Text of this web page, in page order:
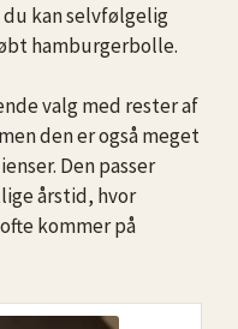
kan selvfølgelig
hamburgerbolle.
valg med rester af
den er også meget
Den passer
årstid, hvor
kommer på